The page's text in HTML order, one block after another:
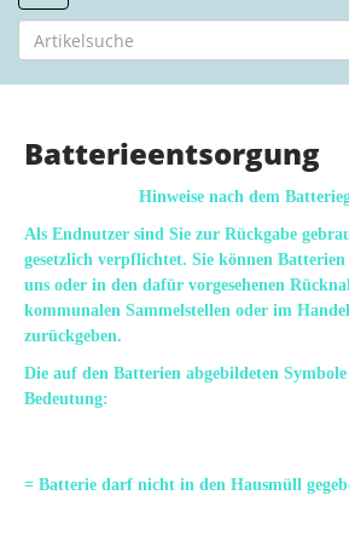
Batterieentsorgung
Hinweise nach dem
Als Endnutzer sind Sie zur Rückgabe
gesetzlich verpflichtet. Sie können
uns oder in den dafür vorgesehenen
kommunalen Sammelstellen oder im
zurückgeben.
Die auf den Batterien abgebildeten
Bedeutung:
= Batterie darf nicht in den Hausmüll